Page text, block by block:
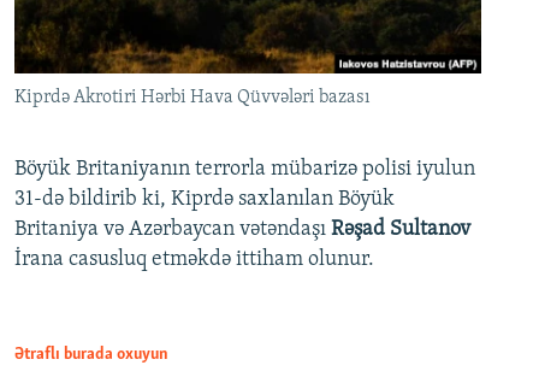
Kiprdə Akrotiri Hərbi Hava Qüvvələri bazası
Böyük Britaniyanın terrorla mübarizə polisi iyulun
31-də bildirib ki, Kiprdə saxlanılan Böyük
Britaniya və Azərbaycan vətəndaşı Rəşad Sultanov
İrana casusluq etməkdə ittiham olunur.
Ətraflı burada oxuyun